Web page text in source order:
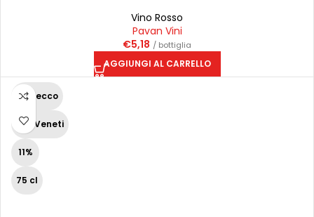
Vino Rosso
Pavan Vini
€5,18 / bottiglia
AGGIUNGI AL CARRELLO
Prosecco
Vini Veneti
11%
75 cl